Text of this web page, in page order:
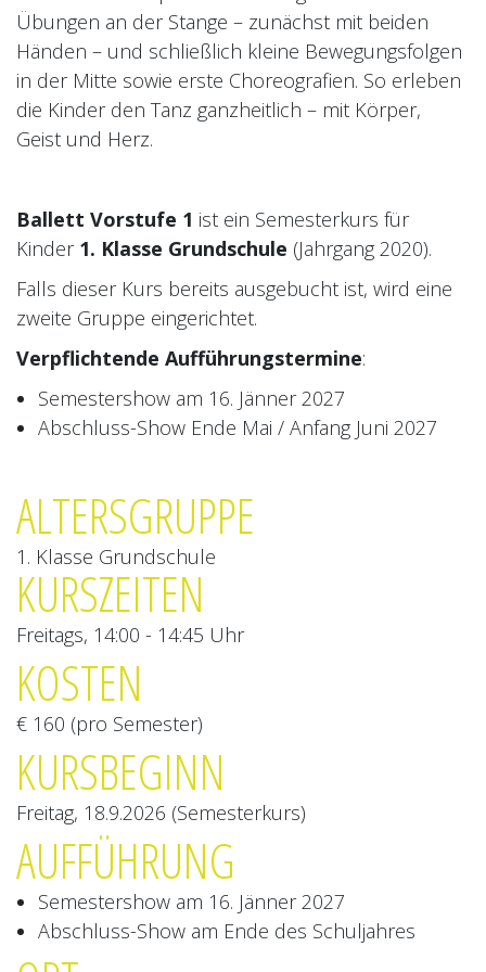
Übungen an der Stange – zunächst mit beiden
Händen – und schließlich kleine Bewegungsfolgen
in der Mitte sowie erste Choreografien. So erleben
die Kinder den Tanz ganzheitlich – mit Körper,
Geist und Herz.
Ballett Vorstufe 1 ist ein Semesterkurs für
Kinder 1. Klasse Grundschule (Jahrgang 2020).
Falls dieser Kurs bereits ausgebucht ist, wird eine
zweite Gruppe eingerichtet.
Verpflichtende Aufführungstermine:
Semestershow am 16. Jänner 2027
Abschluss-Show Ende Mai / Anfang Juni 2027
ALTERSGRUPPE
1. Klasse Grundschule
KURSZEITEN
Freitags, 14:00 - 14:45 Uhr
KOSTEN
€ 160 (pro Semester)
KURSBEGINN
Freitag, 18.9.2026 (Semesterkurs)
AUFFÜHRUNG
Semestershow am 16. Jänner 2027
Abschluss-Show am Ende des Schuljahres
mit vielen kreativen Ideen und
Initiativen im Unterricht zu behalten.
Wir freuen uns sehr, Nicole in
unserem Team zu haben!